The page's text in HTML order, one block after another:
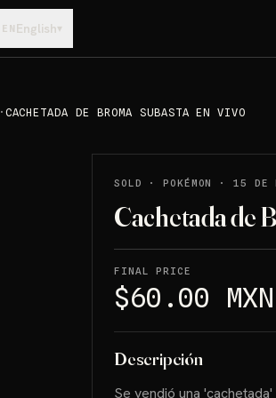
EN English▾
· CACHETADA DE BROMA SUBASTA EN VIVO
SOLD ·POKÉMON · 15 DE
Cachetada de
FINAL PRICE
$60.00 MXN
Descripción
Se vendió una